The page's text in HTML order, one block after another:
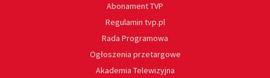
Abonament TVP
Regulamin tvp.pl
Rada Programowa
Ogłoszenia przetargowe
Akademia Telewizyjna